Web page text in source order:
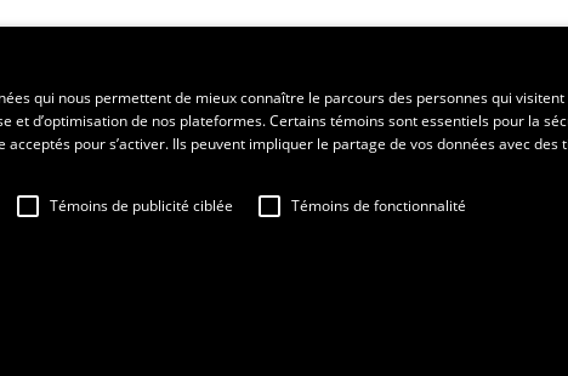
régional
qui nous permettent de mieux connaître le parcours des personnes qui
et d’optimisation de nos plateformes. Certains témoins sont essentiels pour la
pour s’activer. Ils peuvent impliquer le partage de vos données avec des
Témoins de publicité ciblée Témoins de fonctionnalité